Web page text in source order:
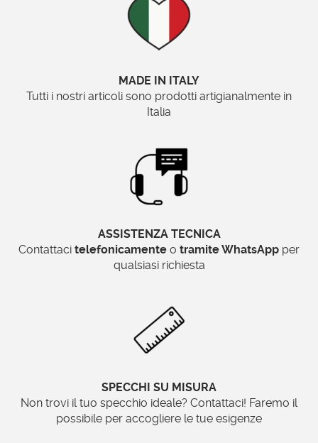
DIMENSIONI PORTAFOTO
DIAMETRO ESTERNO
7 CM
12 CM
10 CM
15 CM
Come viene creato il nostro
Tutti i portafoto che vi proponiamo vengono
costruiti utilizzando legno e pasta di legno,
MADE IN ITALY
Tutti i nostri articoli sono prodotti artigianalmente in
Italia
ASSISTENZA TECNICA
Contattaci telefonicamente o tramite WhatsApp per
qualsiasi richiesta
SPECCHI SU MISURA
Non trovi il tuo specchio ideale? Contattaci! Faremo il
possibile per accogliere le tue esigenze